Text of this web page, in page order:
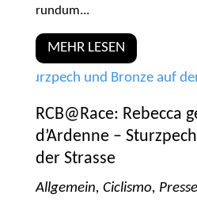
rundum...
MEHR LESEN
RCB@Race: Rebecca
d’Ardenne –
der Strasse
Allgemein, Ciclismo, Presse